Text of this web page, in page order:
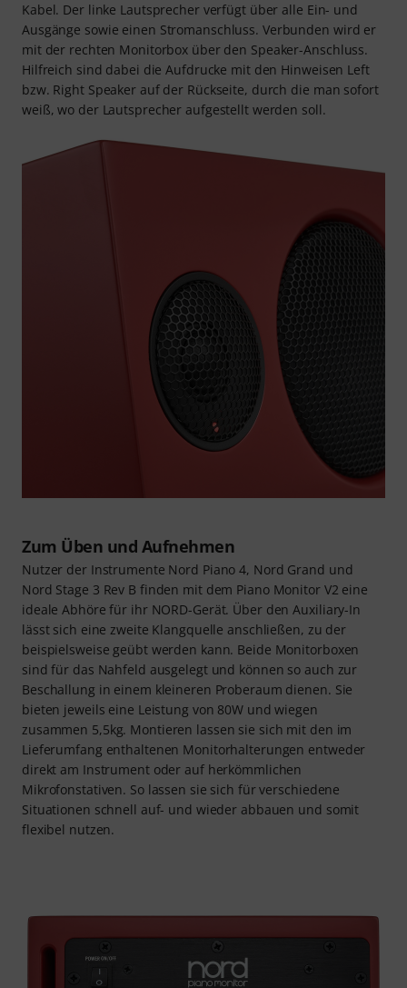
Kabel. Der linke Lautsprecher verfügt über alle Ein- und
Ausgänge sowie einen Stromanschluss. Verbunden wird er
mit der rechten Monitorbox über den Speaker-Anschluss.
Hilfreich sind dabei die Aufdrucke mit den Hinweisen Left
bzw. Right Speaker auf der Rückseite, durch die man sofort
weiß, wo der Lautsprecher aufgestellt werden soll.
Zum Üben und Aufnehmen
Nutzer der Instrumente Nord Piano 4, Nord Grand und
Nord Stage 3 Rev B finden mit dem Piano Monitor V2 eine
ideale Abhöre für ihr NORD-Gerät. Über den Auxiliary-In
lässt sich eine zweite Klangquelle anschließen, zu der
beispielsweise geübt werden kann. Beide Monitorboxen
sind für das Nahfeld ausgelegt und können so auch zur
Beschallung in einem kleineren Proberaum dienen. Sie
bieten jeweils eine Leistung von 80W und wiegen
zusammen 5,5kg. Montieren lassen sie sich mit den im
Lieferumfang enthaltenen Monitorhalterungen entweder
direkt am Instrument oder auf herkömmlichen
Mikrofonstativen. So lassen sie sich für verschiedene
Situationen schnell auf- und wieder abbauen und somit
flexibel nutzen.